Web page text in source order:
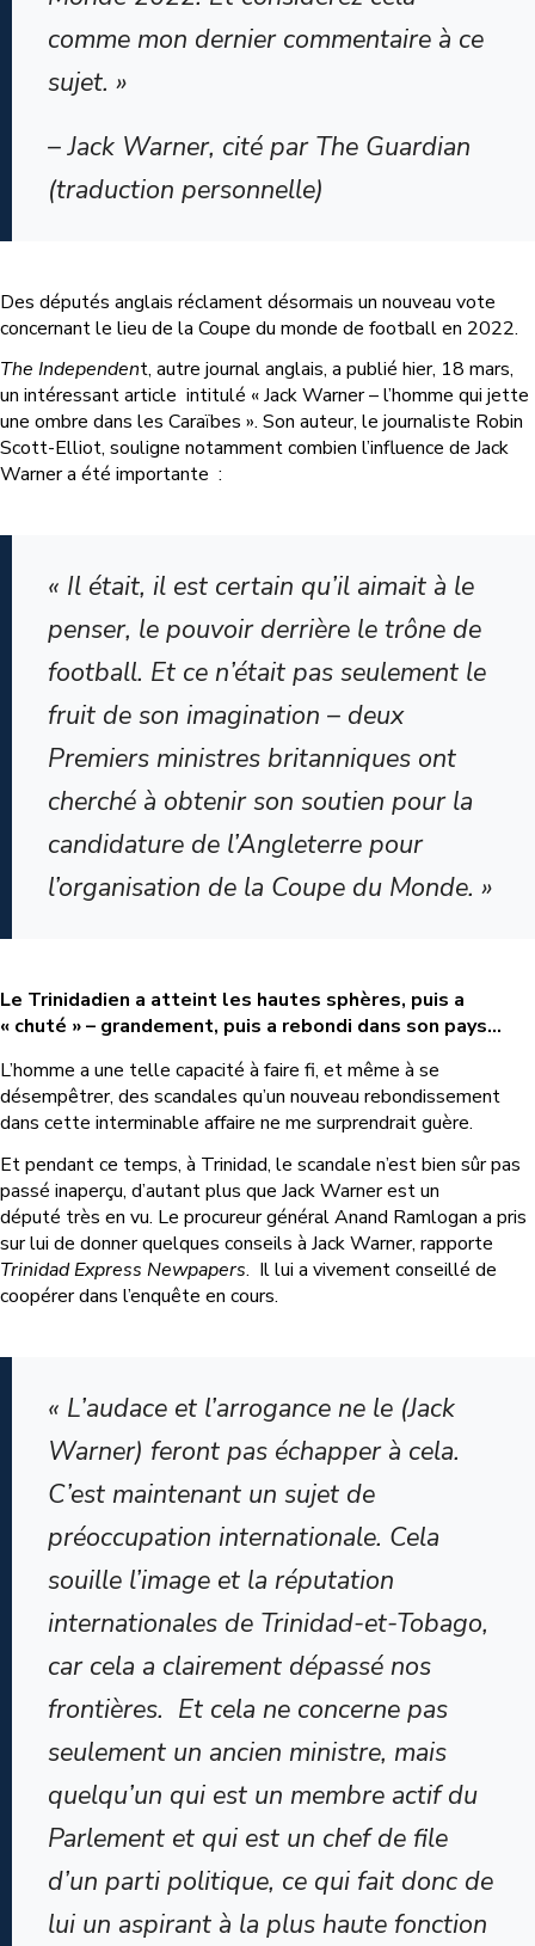
comme mon dernier commentaire à ce
sujet. »
– Jack Warner, cité par The Guardian
(traduction personnelle)
Des députés anglais réclament désormais un nouveau vote
concernant le lieu de la Coupe du monde de football en 2022.
The Independent, autre journal anglais, a publié hier, 18 mars,
un intéressant article intitulé « Jack Warner – l’homme qui jette
une ombre dans les Caraïbes ». Son auteur, le journaliste Robin
Scott-Elliot, souligne notamment combien l’influence de Jack
Warner a été importante :
« Il était, il est certain qu’il aimait à le
penser, le pouvoir derrière le trône de
football. Et ce n’était pas seulement le
fruit de son imagination – deux
Premiers ministres britanniques ont
cherché à obtenir son soutien pour la
candidature de l’Angleterre pour
l’organisation de la Coupe du Monde. »
Le Trinidadien a atteint les hautes sphères, puis a
« chuté » – grandement, puis a rebondi dans son pays…
L’homme a une telle capacité à faire fi, et même à se
désempêtrer, des scandales qu’un nouveau rebondissement
dans cette interminable affaire ne me surprendrait guère.
Et pendant ce temps, à Trinidad, le scandale n’est bien sûr pas
passé inaperçu, d’autant plus que Jack Warner est un
député très en vu. Le procureur général Anand Ramlogan a pris
sur lui de donner quelques conseils à Jack Warner, rapporte
Trinidad Express Newpapers. Il lui a vivement conseillé de
coopérer dans l’enquête en cours.
« L’audace et l’arrogance ne le (Jack
Warner) feront pas échapper à cela.
C’est maintenant un sujet de
préoccupation internationale. Cela
souille l’image et la réputation
internationales de Trinidad-et-Tobago,
car cela a clairement dépassé nos
frontières. Et cela ne concerne pas
seulement un ancien ministre, mais
quelqu’un qui est un membre actif du
Parlement et qui est un chef de file
d’un parti politique, ce qui fait donc de
lui un aspirant à la plus haute fonction